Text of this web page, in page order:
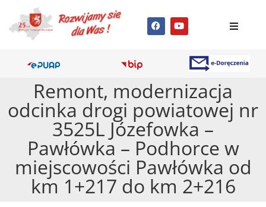
Remont, modernizacja
odcinka drogi powiatowej nr
3525L Józefowka –
Pawłówka – Podhorce w
miejscowości Pawłówka od
km 1+217 do km 2+216